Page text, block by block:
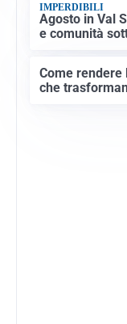
IMPERDIBILI
Agosto in Val
e comunità
Come rendere
che